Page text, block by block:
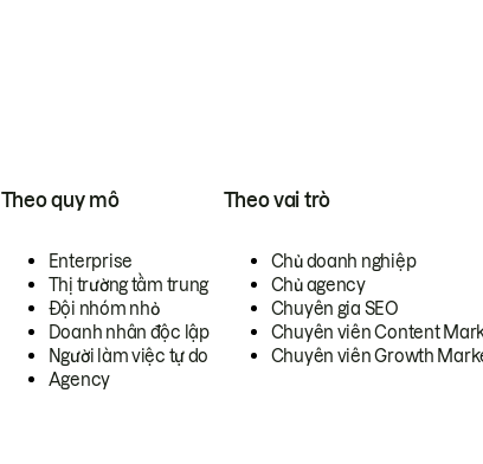
Theo quy mô
Enterprise
Thị trường tầm trung
Đội nhóm nhỏ
Doanh nhân độc lập
Người làm việc tự do
Agency
Theo vai trò
Chủ doanh nghiệp
Chủ agency
Chuyên gia SEO
Chuyên viên Content
Chuyên viên Growth